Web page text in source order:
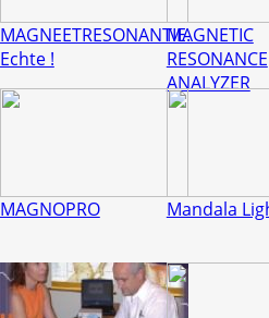
MAGNEETRESONANTIE.
Echte !
MAGNETIC
RESONANCE
ANALYZER
MAGNOPRO Mandala